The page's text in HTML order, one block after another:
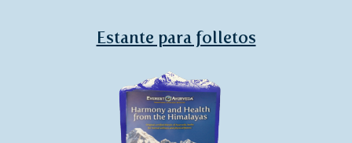
Estante para folletos